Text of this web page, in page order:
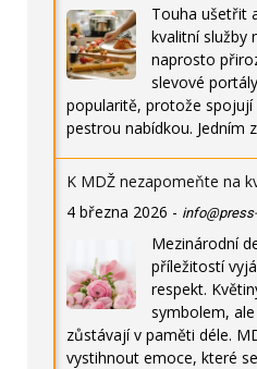
Touha ušetřit
kvalitní služby
naprosto
slevové
popularitě, protože spojují
pestrou nabídkou. Jedním z
K MDŽ nezapomeňte na
4 března 2026 -
Mezinárodní
příležitostí
respekt.
symbolem,
zůstávají v paměti déle.
vystihnout emoce, které